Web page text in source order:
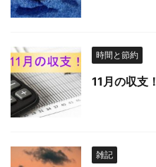
時間と節約
11月の収支！
雑記